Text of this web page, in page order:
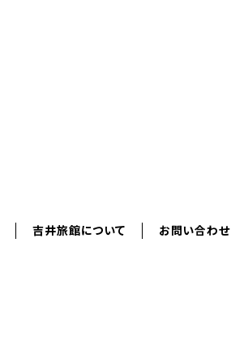
吉井旅館について お問い合わせ